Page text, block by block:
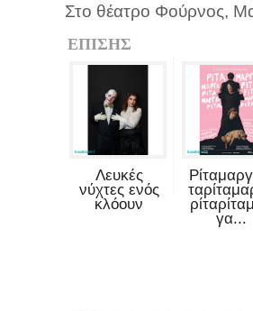
Στο θέατρο Φούρνος,
ΕΠΙΣΗΣ
Λευκές
νύχτες ενός
κλόουν
γα...